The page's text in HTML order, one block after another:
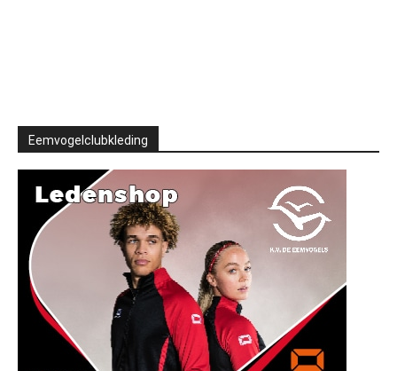
Eemvogelclubkleding